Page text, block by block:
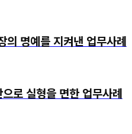
명예를 지켜낸 업무사례
로 실형을 면한 업무사례